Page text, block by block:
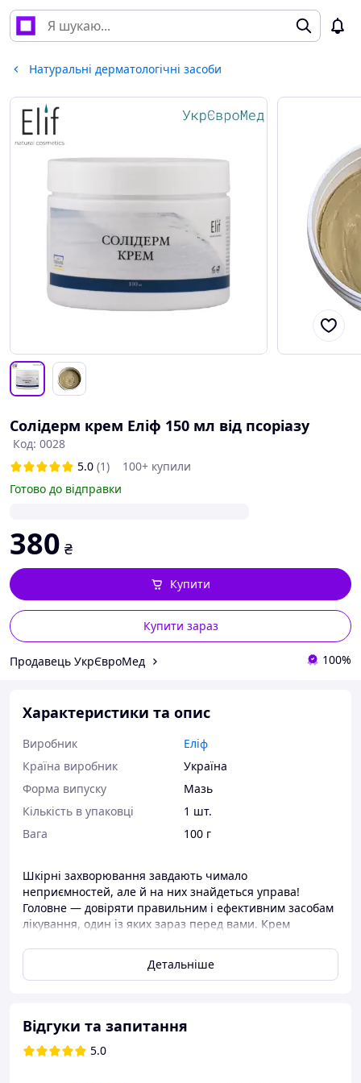
Натуральні дерматологічні засоби
Солідерм крем Еліф 150 мл від псоріазу
Код: 0028
5.0 (1)
100+ купили
Готово до відправки
380 ₴
Купити зараз
Купити
Продавець УкрЄвроМед 100%
Характеристики та опис
Виробник
Еліф
Країна виробник
Україна
Форма випуску
Мазь
Кількість в упаковці
1 шт.
Вага
100 г
Шкірні захворювання завдають чимало
неприємностей, але й на них знайдеться управа!
Головне — довіряти правильним і ефективним засобам
лікування, один із яких зараз перед вами. Крем
на основі солодолу, призначений для усунення
причини та симптомів різних дерматологічних
екземою, псоріазом, шкірною алергією тощо. У його
складі — тільки натуральні екологічно чисті складники,
тому крем майже не має протипоказань (якщо тільки у
Детальніше
Відгуки та запитання
5.0